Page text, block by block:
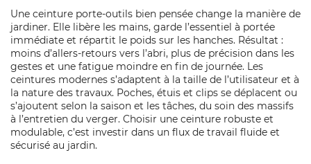
Une ceinture porte-outils bien pensée change la manière de
jardiner. Elle libère les mains, garde l’essentiel à portée
immédiate et répartit le poids sur les hanches. Résultat :
moins d’allers-retours vers l’abri, plus de précision dans les
gestes et une fatigue moindre en fin de journée. Les
ceintures modernes s’adaptent à la taille de l’utilisateur et à
la nature des travaux. Poches, étuis et clips se déplacent ou
s’ajoutent selon la saison et les tâches, du soin des massifs
à l’entretien du verger. Choisir une ceinture robuste et
modulable, c’est investir dans un flux de travail fluide et
sécurisé au jardin.